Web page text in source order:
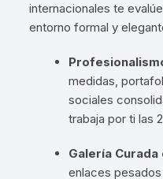
internacionales te
entorno formal y
medidas,
sociales
trabaja por ti las
Galería Curada
enlaces